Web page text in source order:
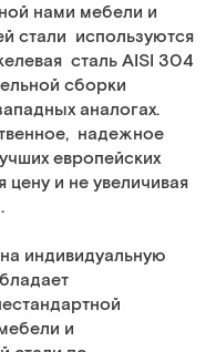
нами мебели и
стали используются
сталь AISI 304
сборки
аналогах.
надежное
европейских
и не увеличивая
индивидуальную
и